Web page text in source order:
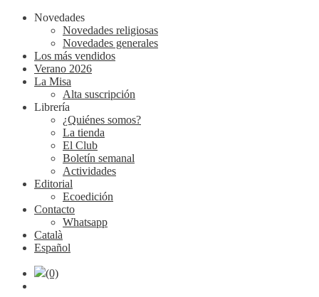
Novedades
Novedades religiosas
Novedades generales
Los más vendidos
Verano 2026
La Misa
Alta suscripción
Librería
¿Quiénes somos?
La tienda
El Club
Boletín semanal
Actividades
Editorial
Ecoedición
Contacto
Whatsapp
Català
Español
(0)